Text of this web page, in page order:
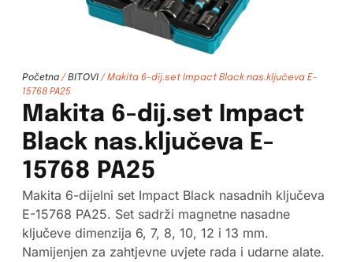
Početna/ BITOVI/ Makita 6-dij.set Impact Black nas.ključeva E-
15768 PA25
Makita 6-dij.set Impact
Black nas.ključeva E-
15768 PA25
Makita 6-dijelni set Impact Black nasadnih ključeva
E-15768 PA25. Set sadrži magnetne nasadne
ključeve dimenzija 6, 7, 8, 10, 12 i 13 mm.
Namijenjen za zahtjevne uvjete rada i udarne alate.